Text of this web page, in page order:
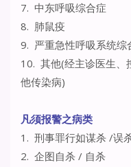
7. 中东呼吸综合症
8. 肺鼠疫
9. 严重急性呼吸系统综
10. 其他(经主诊医生、
他传染病)
凡须报警之病类
1. 刑事罪行如谋杀 /误
2. 企图自杀 / 自杀